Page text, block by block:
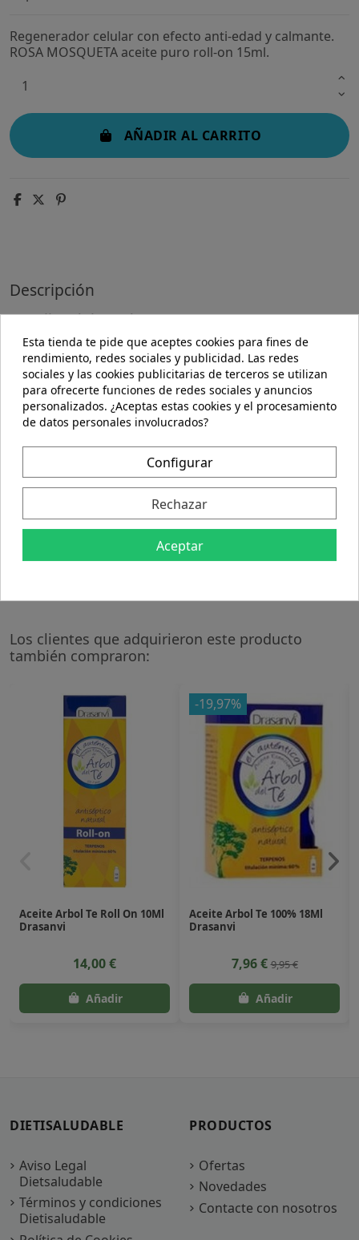
Regenerador celular con efecto anti-edad y calmante.
ROSA MOSQUETA aceite puro roll-on 15ml.
AÑADIR AL CARRITO
Descripción
Detalles del producto
ROSA MOSQUETA aceite puro roll-on 15ml. de IRISANA
Descripción:
Regenerador celular con efecto anti-edad y calmante.
Precauciones:
Composición:
Aceite Puro de Rosa Mosqueta Nativa 100% puro. Sin
aditivos. 1ª prensada en frío.
Los clientes que adquirieron este producto
también compraron:
Aceite Arbol Te Roll On 10Ml
Drasanvi
14,00 €
-19,97%
Aceite Arbol Te 100% 18Ml
Drasanvi
7,96 €9,95 €
DIETISALUDABLE
Aviso Legal
Dietsaludable
Términos y condiciones
Dietisaludable
PRODUCTOS
Ofertas
Novedades
Contacte con nosotros
Esta tienda te pide que aceptes cookies para fines de
rendimiento, redes sociales y publicidad. Las redes
sociales y las cookies publicitarias de terceros se utilizan
para ofrecerte funciones de redes sociales y anuncios
personalizados. ¿Aceptas estas cookies y el procesamiento
de datos personales involucrados?
Configurar
Rechazar
Aceptar